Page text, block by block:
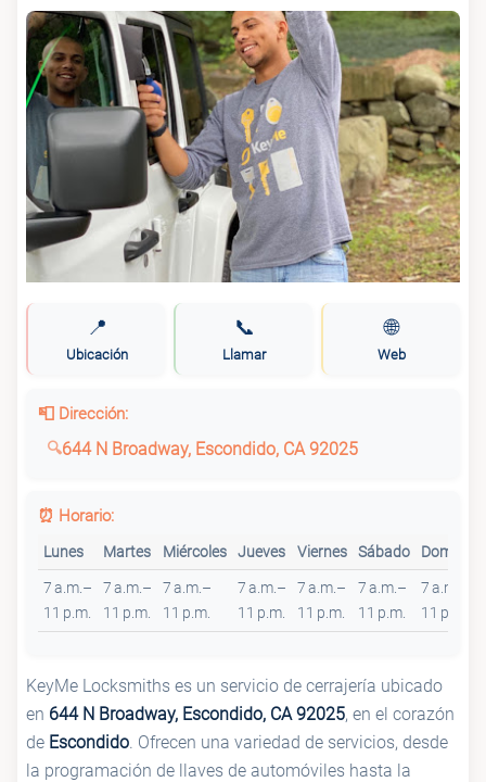
📍
Ubicación
📞
Llamar
🌐
Web
📮 Dirección:
644 N Broadway, Escondido, CA 92025
⏰ Horario:
Lunes Martes Miércoles Jueves Viernes Sábado Domingo
7 a.m.–
11 p.m.
7 a.m.–
11 p.m.
7 a.m.–
11 p.m.
7 a.m.–
11 p.m.
7 a.m.–
11 p.m.
7 a.m.–
11 p.m.
7 a.m.–
11 p.m.
KeyMe Locksmiths es un servicio de cerrajería ubicado
en 644 N Broadway, Escondido, CA 92025, en el corazón
de Escondido . Ofrecen una variedad de servicios, desde
la programación de llaves de automóviles hasta la